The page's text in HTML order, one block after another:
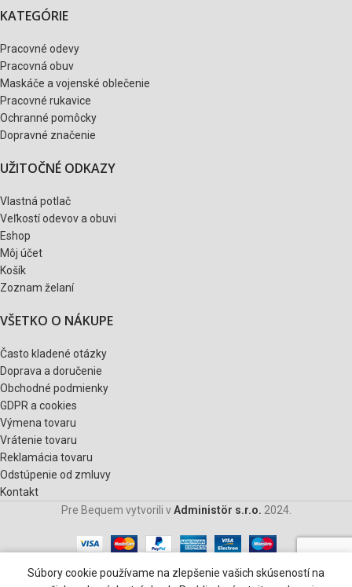
KATEGÓRIE
Pracovné odevy
Pracovná obuv
Maskáče a vojenské oblečenie
Pracovné rukavice
Ochranné pomôcky
Dopravné značenie
UŽITOČNÉ ODKAZY
Vlastná potlač
Veľkostí odevov a obuvi
Eshop
Môj účet
Košík
Zoznam želaní
VŠETKO O NÁKUPE
Často kladené otázky
Doprava a doručenie
Obchodné podmienky
GDPR a cookies
Výmena tovaru
Vrátenie tovaru
Reklamácia tovaru
Odstúpenie od zmluvy
Kontakt
Pre Bequem vytvorili vAdministör s.r.o. 2024.
Súbory cookie používame na zlepšenie vašich skúseností na
Zoznam želaní
Košík
Môj účet